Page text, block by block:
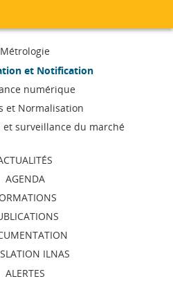
Métrologie
et Notification
numérique
et Normalisation
surveillance du marché
AGENDA
ILNAS
ALERTES